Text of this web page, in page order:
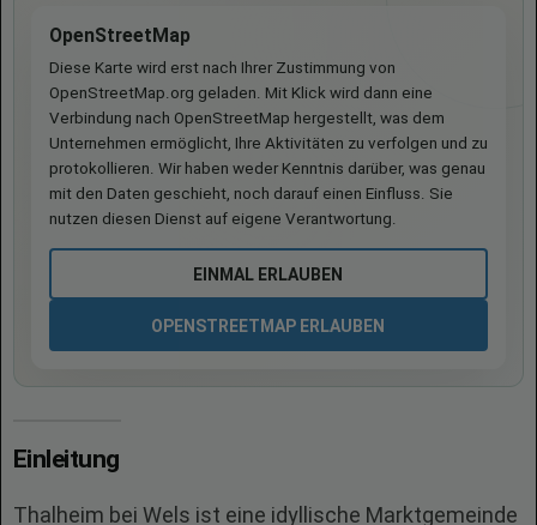
OpenStreetMap
Diese Karte wird erst nach Ihrer Zustimmung von
OpenStreetMap.org geladen. Mit Klick wird dann eine
Verbindung nach OpenStreetMap hergestellt, was dem
Unternehmen ermöglicht, Ihre Aktivitäten zu verfolgen und zu
protokollieren. Wir haben weder Kenntnis darüber, was genau
mit den Daten geschieht, noch darauf einen Einfluss. Sie
nutzen diesen Dienst auf eigene Verantwortung.
EINMAL ERLAUBEN
OPENSTREETMAP ERLAUBEN
Einleitung
Thalheim bei Wels ist eine idyllische Marktgemeinde